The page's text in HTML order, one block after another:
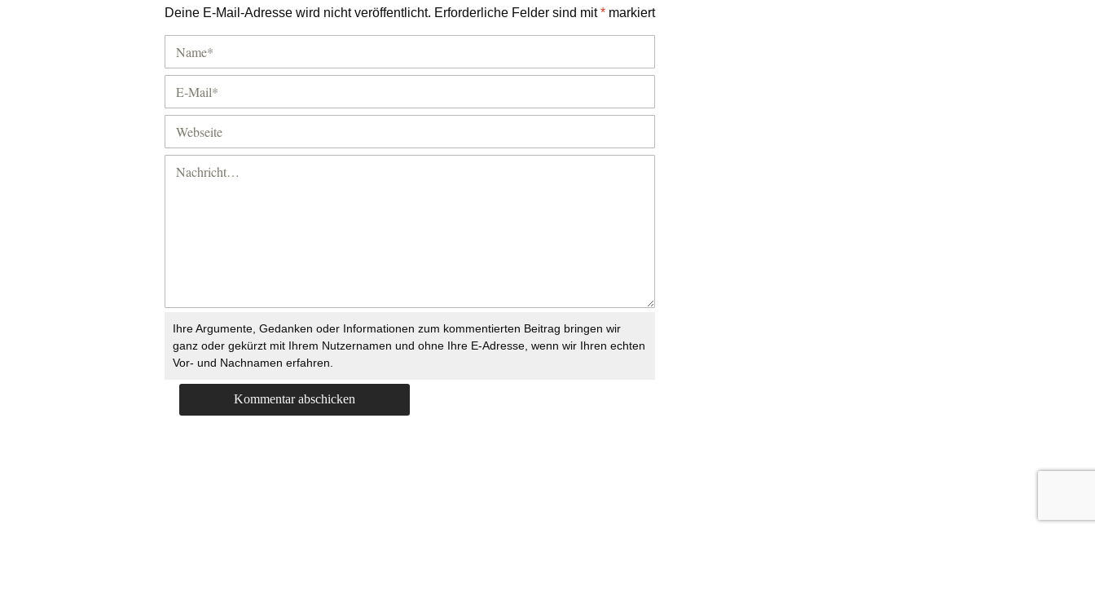
Deine E-Mail-Adresse wird nicht veröffentlicht. Erforderliche Felder sind mit* markiert
Ihre Argumente, Gedanken oder Informationen zum kommentierten Beitrag bringen wir
ganz oder gekürzt mit Ihrem Nutzernamen und ohne Ihre E-Adresse, wenn wir Ihren echten
Vor- und Nachnamen erfahren.